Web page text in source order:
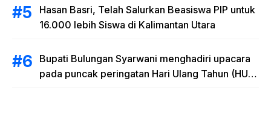
Hasan Basri, Telah Salurkan Beasiswa PIP untuk
16.000 lebih Siswa di Kalimantan Utara
Bupati Bulungan Syarwani menghadiri upacara
pada puncak peringatan Hari Ulang Tahun (HUT)